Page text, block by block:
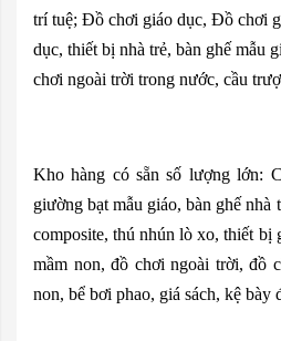
trí tuệ; Đồ chơi giáo dục, Đồ chơi
dục, thiết bị nhà trẻ, bàn ghế mẫu
chơi ngoài trời trong nước, cầu
Kho hàng có sẵn số lượng lớn:
giường bạt mẫu giáo, bàn ghế nhà
composite, thú nhún lò xo, thiết bị
mầm non, đồ chơi ngoài trời, đồ
non, bể bơi phao, giá sách, kệ bày